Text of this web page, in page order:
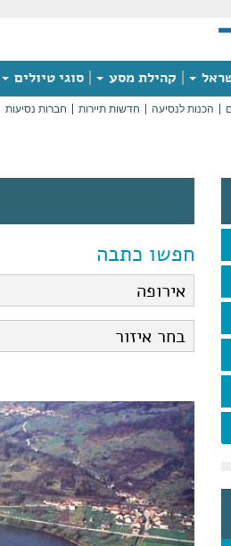
קהילת מסע סוגי טיולים
הכנות לנסיעה חדשות תיירות חברות נסיעות
חפשו כתבה